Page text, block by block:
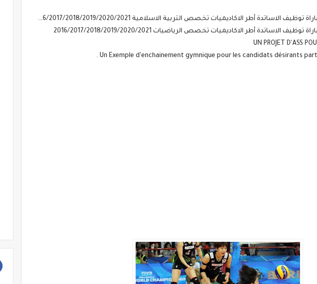
الاساتدة أطر الاكاديميات تخصص التربية الاسلامية 2016/2017/2018/2019/2020/2021
الاساتدة أطر الاكاديميات تخصص الرياضيات 2016/2017/2018/2019/2020/2021
UN PROJET D'ASS